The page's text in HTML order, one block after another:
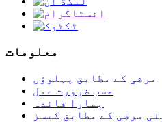
معلومات
مرضی کے مطابق پہلوؤں
حسب ضرورت عمل
ہمارا فائدہ
مرضی کے مطابق کیسز